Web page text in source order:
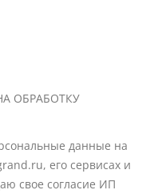
ОБРАБОТКУ
данные на
его сервисах и
свое согласие ИП